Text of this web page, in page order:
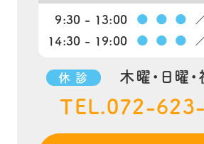
9:30 - 13:00 ● ● ●
14:30 - 19:00
● ● ●
休 診 木曜・日曜・
TEL.072-